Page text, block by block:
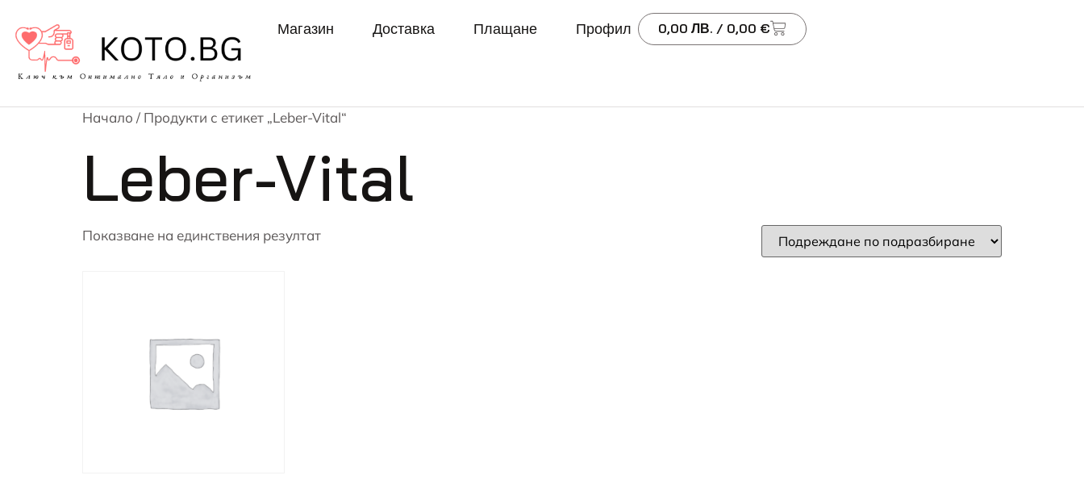
Магазин Доставка Плащане Профил 0,00 ЛВ. / 0,00 €
Начало / Продукти с етикет „Leber-Vital“
Leber-Vital
Показване на единствения резултат